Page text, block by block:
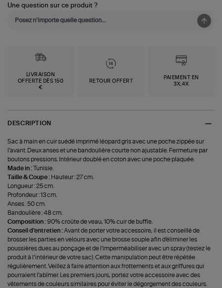
Une question sur ce produit ?
LIVRAISON
OFFERTE DÈS 150
€
RETOUR OFFERT
PAIEMENT EN
3X,4X
DESCRIPTION
Sac à main en cuir suédé imprimé léopard gris avec une poche zippée sur
l'avant. Deux anses et une bandoulière courte non ajustable. Fermeture par
boutons pressions. Intérieur doublé en coton avec une poche plaquée.
Made in :Tunisie.
Taille & Coupe : Hauteur : 27 cm.
Longueur : 25 cm.
Profondeur : 13 cm.
Anses : 50 cm.
Bandoulière : 48 cm.
Composition : 90% croûte de veau, 10% cuir de buffle.
Conseil d'entretien :Avant de porter votre accessoire, il est conseillé de
brosser les parties en velours avec une brosse souple afin d'éliminer les
poussières dues au ponçage et de l'imperméabiliser avec un spray (testez le
produit à l’intérieur de votre sac). Cette manipulation peut être répétée
régulièrement. Veillez à faire attention aux frottements et aux griffures qui
pourraient l'abîmer. Les premiers jours, portez votre accessoire avec des
vêtements de couleurs similaires pour éviter le dégorgement des couleurs.